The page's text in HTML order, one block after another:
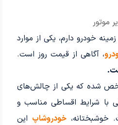
موتور
خودرو دارم، یکی از موارد
، آگاهی از قیمت‌ روز است.
شده که یکی از چالش‌های
با شرایط اقساطی مناسب و
خوشبختانه،خودروشاپ این